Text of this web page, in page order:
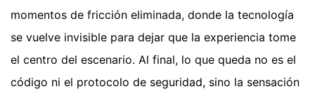
momentos de fricción eliminada, donde la tecnología
se vuelve invisible para dejar que la experiencia tome
el centro del escenario. Al final, lo que queda no es el
código ni el protocolo de seguridad, sino la sensación